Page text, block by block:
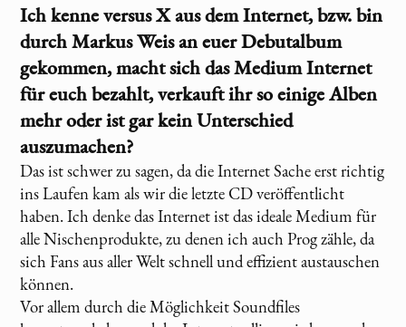
Ich kenneversus Xaus dem Internet, bzw. bin
durch Markus Weis an euer Debutalbum
gekommen, macht sich das Medium Internet
für euch bezahlt, verkauft ihr so einige Alben
mehr oder ist gar kein Unterschied
auszumachen?
Das ist schwer zu sagen, da die Internet Sache erst richtig
ins Laufen kam als wir die letzte CD veröffentlicht
haben. Ich denke das Internet ist das ideale Medium für
alle Nischenprodukte, zu denen ich auch Prog zähle, da
sich Fans aus aller Welt schnell und effizient austauschen
können.
Vor allem durch die Möglichkeit Soundfiles